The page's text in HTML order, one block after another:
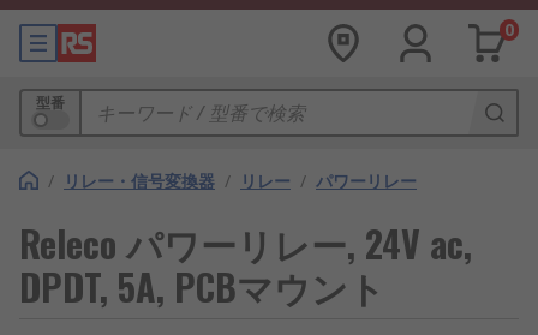
0
型番
/ リレー・信号変換器 / リレー / パワーリレー
Releco パワーリレー, 24V ac,
DPDT, 5A, PCBマウント